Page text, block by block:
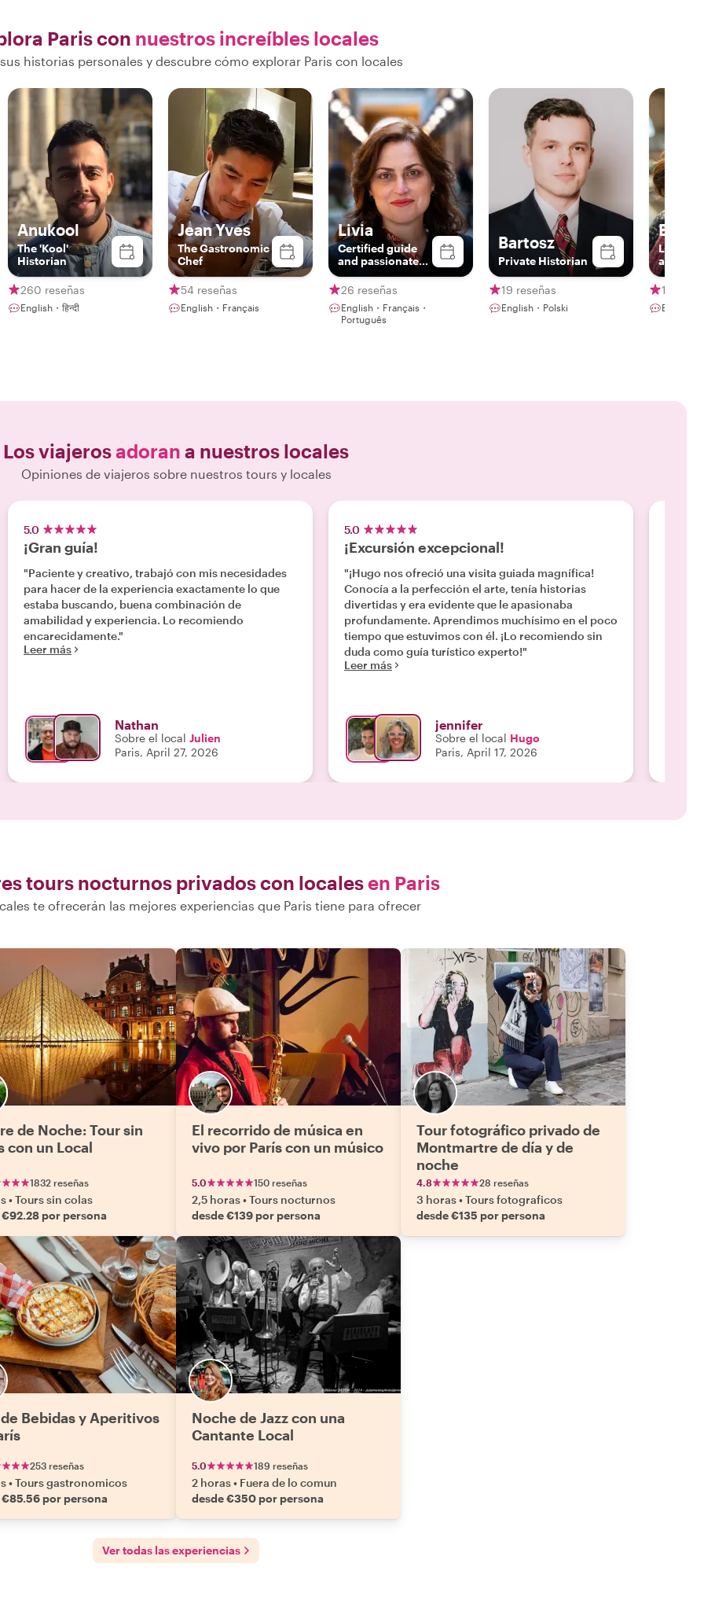
Paris con nuestros increíbles locales
historias personales y descubre cómo explorar Paris con locales
Anukool
The 'Kool'
Historian
260 reseñas
English・हिन्दी
Jean Yves
The Gastronomic
Chef
54 reseñas
English・Français
Livia
Certified guide
and passionate
storyteller
26 reseñas
English・Français・
Português
Bartosz
Private Historian
19 reseñas
English・Polski
and
Parisian
190
English
Los viajerosadoran a nuestros locales
Opiniones de viajeros sobre nuestros tours y locales
5.0
¡Gran guía!
"Paciente y creativo, trabajó con mis necesidades
para hacer de la experiencia exactamente lo que
estaba buscando, buena combinación de
amabilidad y experiencia. Lo recomiendo
encarecidamente."
Leer más
Nathan
Sobre el local Julien
Paris, April 27, 2026
5.0
¡Excursión excepcional!
"¡Hugo nos ofreció una visita guiada magnífica!
Conocía a la perfección el arte, tenía historias
divertidas y era evidente que le apasionaba
profundamente. Aprendimos muchísimo en el poco
tiempo que estuvimos con él. ¡Lo recomiendo sin
duda como guía turístico experto!"
Leer más
jennifer
Sobre el local Hugo
Paris, April 17, 2026
tours nocturnos privados con localesen Paris
te ofrecerán las mejores experiencias que Paris tiene para ofrecer
de Noche: Tour sin
con un Local
1832 reseñas
•Tours sin colas
por persona
El recorrido de música en
vivo por París con un músico
5.0 150 reseñas
2,5 horas•Tours nocturnos
desde €139 por persona
Tour fotográfico privado de
Montmartre de día y de
noche
4.8 28 reseñas
3 horas•Tours fotograficos
desde €135 por persona
Bebidas y Aperitivos
253 reseñas
•Tours gastronomicos
€85.56 por persona
Noche de Jazz con una
Cantante Local
5.0 189 reseñas
2 horas• Fuera de lo comun
desde €350 por persona
Ver todas las experiencias